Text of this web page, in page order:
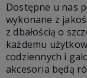
Dostępne u nas
wykonane z
z dbałością o
każdemu
codziennych i
akcesoria będą